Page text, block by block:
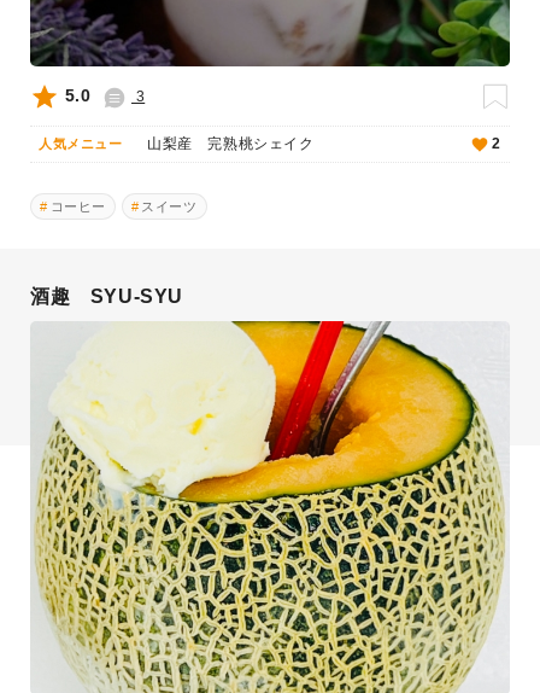
5.0 3
人気メニュー 山梨産 完熟桃シェイク 2
コーヒー スイーツ
酒趣 SYU-SYU